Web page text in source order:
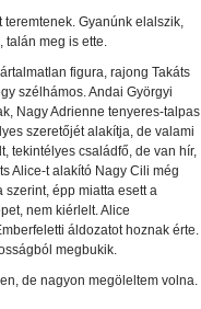
Gyanúnk elalszik,
talán meg is ette.
figura, rajong Takáts
szélhámos. Andai Györgyi
Nagy Adrienne tenyeres-talpas
szeretőjét alakítja, de valami
tekintélyes családfő, de van hír,
Alice-t alakító Nagy Cili még
épp miatta esett a
nem kiérlelt. Alice
áldozatot hoznak érte.
megbukik.
de nagyon megöleltem volna.